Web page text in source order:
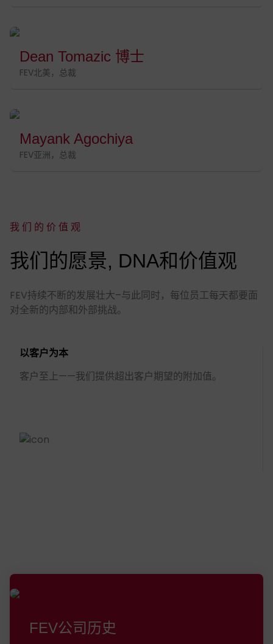
Dean Tomazic 博士
FEV北美，总裁
Mayank Agochiya
FEV亚洲，总裁
我们的价值观
:
我们的愿景, DNA和价值观
FEV持续不断的发展壮大–与此同时，每位员工每天都要面
对全新的内部和外部挑战。
以客户为本
客户至上——我们提供超出客户期望的附加值。
FEV公司历史